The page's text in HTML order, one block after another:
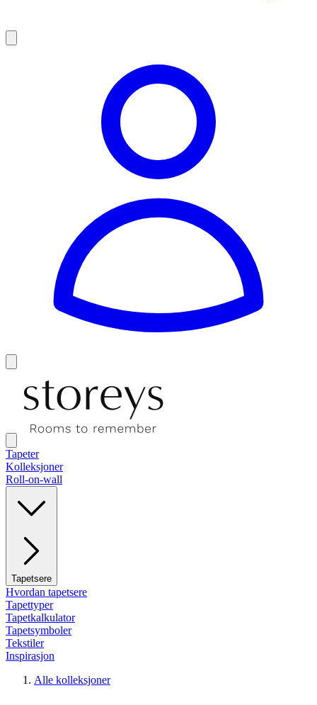
Tapeter
Kolleksjoner
Roll-on-wall
Tapetsere
Hvordan tapetsere
Tapettyper
Tapetkalkulator
Tapetsymboler
Tekstiler
Inspirasjon
Alle kolleksjoner